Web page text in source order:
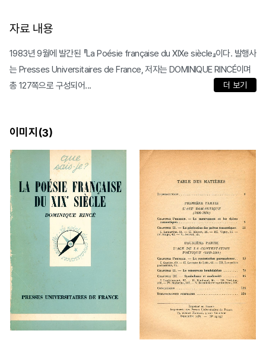
자료 내용
1983년 9월에 발간된 『La Poésie française du XIXe siècle』이다. 발행사
는 Presses Universitaires de France, 저자는 DOMINIQUE RINCÉ이며
총 127쪽으로 구성되어...
더 보기
이미지(3)